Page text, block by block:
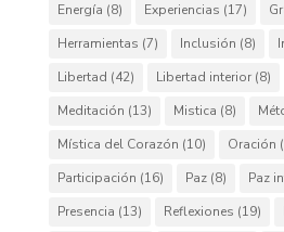
Energía (8) Experiencias (17)
Herramientas (7) Inclusión (8)
Libertad (42) Libertad interior(8)
Meditación (13) Mistica (8)
Mística del Corazón (10) Oración
Participación (16) Paz(8) Paz
Presencia (13) Reflexiones (19)